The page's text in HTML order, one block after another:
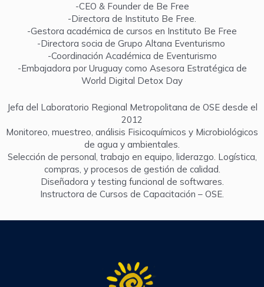
-CEO & Founder de Be Free
-Directora de Instituto Be Free.
-Gestora académica de cursos en Instituto Be Free
-Directora socia de Grupo Altana Eventurismo
-Coordinación Académica de Eventurismo
-Embajadora por Uruguay como Asesora Estratégica de
World Digital Detox Day
Jefa del Laboratorio Regional Metropolitana de OSE desde el
2012
Monitoreo, muestreo, análisis Fisicoquímicos y Microbiológicos
de agua y ambientales.
Selección de personal, trabajo en equipo, liderazgo. Logística,
compras, y procesos de gestión de calidad.
Diseñadora y testing funcional de softwares.
Instructora de Cursos de Capacitación – OSE.